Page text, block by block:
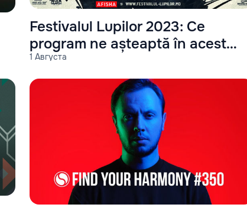
1 Августа
Festivalul Lupilor 2023: Ce
program ne așteaptă în acest
an?